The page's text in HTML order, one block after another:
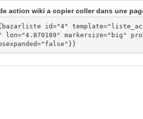
action wiki a copier coller dans une
id="4"
lon="4.870189" markersize="big"